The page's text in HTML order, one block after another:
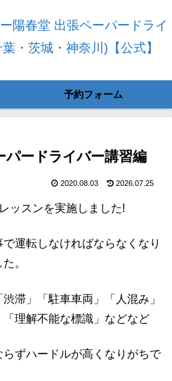
陽春堂 出張ペーパードライ
・茨城・神奈川)【公式】
予約フォーム
パードライバー講習編
2020.08.03 2026.07.25
ッスンを実施しました!
運転しなければならなくなり
。
滞」「駐車車両」「人混み」
「理解不能な標識」などなど
ずハードルが高くなりがちで